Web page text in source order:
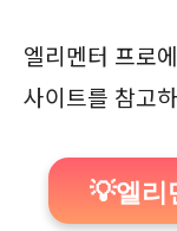
엘리멘터 프로
사이트를 참고
💡엘리